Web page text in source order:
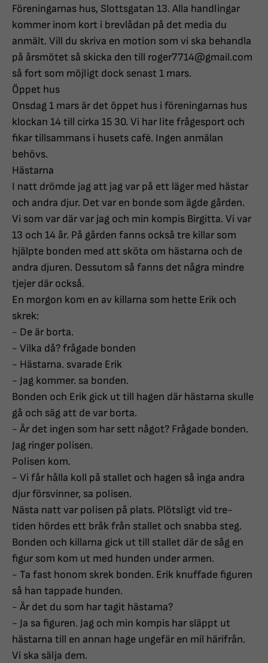
Föreningarnas hus, Slottsgatan 13. Alla handlingar
kommer inom kort i brevlådan på det media du
anmält. Vill du skriva en motion som vi ska behandla
på årsmötet så skicka den till roger7714@gmail.com
så fort som möjligt dock senast 1 mars.
Öppet hus
Onsdag 1 mars är det öppet hus i föreningarnas hus
klockan 14 till cirka 15 30. Vi har lite frågesport och
fikar tillsammans i husets café. Ingen anmälan
behövs.
Hästarna
I natt drömde jag att jag var på ett läger med hästar
och andra djur. Det var en bonde som ägde gården.
Vi som var där var jag och min kompis Birgitta. Vi var
13 och 14 år. På gården fanns också tre killar som
hjälpte bonden med att sköta om hästarna och de
andra djuren. Dessutom så fanns det några mindre
tjejer där också.
En morgon kom en av killarna som hette Erik och
skrek:
- De är borta.
- Vilka då? frågade bonden
- Hästarna. svarade Erik
- Jag kommer. sa bonden.
Bonden och Erik gick ut till hagen där hästarna skulle
gå och säg att de var borta.
- Är det ingen som har sett något? Frågade bonden.
Jag ringer polisen.
Polisen kom.
- Vi får hålla koll på stallet och hagen så inga andra
djur försvinner, sa polisen.
Nästa natt var polisen på plats. Plötsligt vid tre-
tiden hördes ett bråk från stallet och snabba steg.
Bonden och killarna gick ut till stallet där de såg en
figur som kom ut med hunden under armen.
- Ta fast honom skrek bonden. Erik knuffade figuren
så han tappade hunden.
- Är det du som har tagit hästarna?
- Ja sa figuren. Jag och min kompis har släppt ut
hästarna till en annan hage ungefär en mil härifrån.
Vi ska sälja dem.